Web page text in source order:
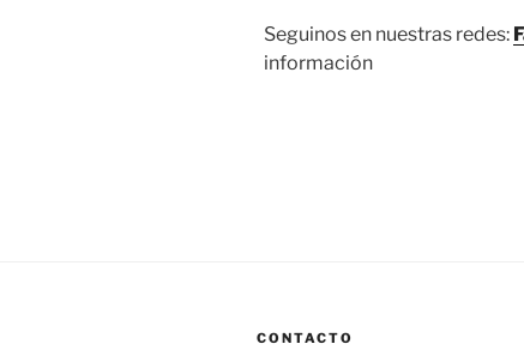
Seguinos en nuestras redes:
información
CONTACTO